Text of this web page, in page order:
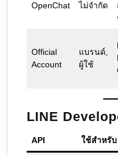
OpenChat ไม่จำกัด
Official
Account
แบรนด์,
ผู้ใช้
LINE
API ใช้สำหรับ